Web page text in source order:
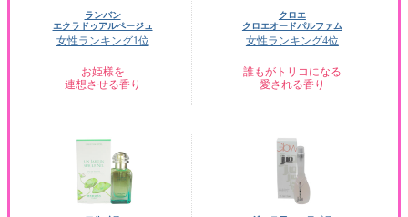
ランバン
エクラドゥアルページュ
女性ランキング1位
お姫様を
連想させる香り
クロエ
クロエオードパルファム
女性ランキング4位
誰もがトリコになる
愛される香り